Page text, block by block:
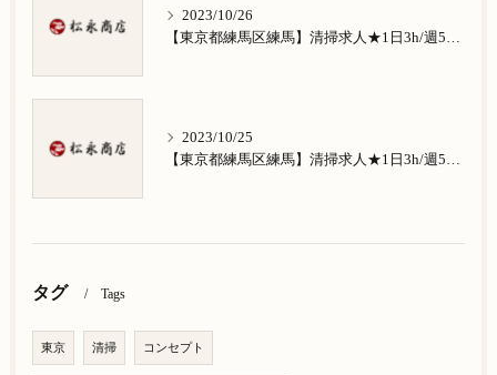
2023/10/26
【東京都練馬区練馬】清掃求人★1日3h/週5日/祝日お休み★南田中在住の方歓迎
2023/10/25
【東京都練馬区練馬】清掃求人★1日3h/週5日/祝日お休み★南大泉在住の方歓迎
タグ Tags
東京 清掃 コンセプト